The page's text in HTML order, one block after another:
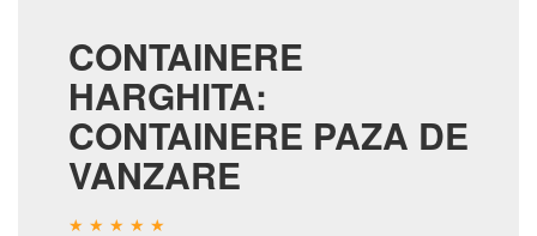
CONTAINERE
HARGHITA:
CONTAINERE PAZA DE
VANZARE